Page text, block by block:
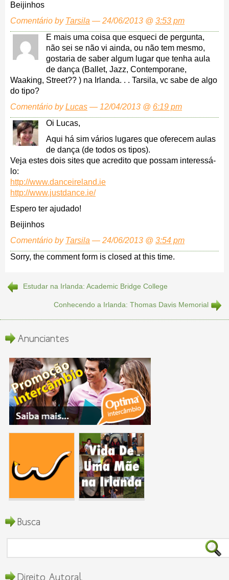
Beijinhos
Comentário by Tarsila — 24/06/2013 @ 3:53 pm
E mais uma coisa que esqueci de pergunta,
não sei se não vi ainda, ou não tem mesmo,
gostaria de saber algum lugar que tenha aula
de dança (Ballet, Jazz, Contemporane,
Waaking, Street?? ) na Irlanda. . . Tarsila, vc sabe de algo
do tipo?
Comentário byLucas — 12/04/2013 @ 6:19 pm
Oi Lucas,
Aqui há sim vários lugares que oferecem aulas
de dança (de todos os tipos).
Veja estes dois sites que acredito que possam interessá-
lo:
http://www.danceireland.ie
http://www.justdance.ie/
Espero ter ajudado!
Beijinhos
Comentário by Tarsila — 24/06/2013 @ 3:54 pm
Sorry, the comment form is closed at this time.
Estudar na Irlanda: Academic Bridge College
Conhecendo a Irlanda: Thomas Davis Memorial
Anunciantes
Busca
Direito Autoral